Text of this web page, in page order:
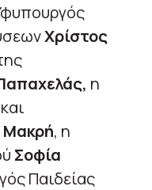
Χρίστος
η
Μακρή, η
Σοφία
Παιδείας